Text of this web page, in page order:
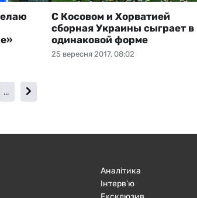
25 вересня 2017, 08:02
С Косовом и Хорватией
сборная Украины сыграет в
одинаковой форме
...
Аналітика
Інтерв'ю